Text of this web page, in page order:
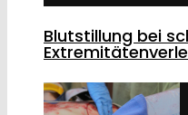
Blutstillung bei